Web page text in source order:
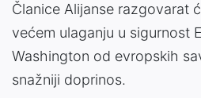
Članice Alijanse razgovarat
većem ulaganju u sigurnost
Washington od evropskih
snažniji doprinos.